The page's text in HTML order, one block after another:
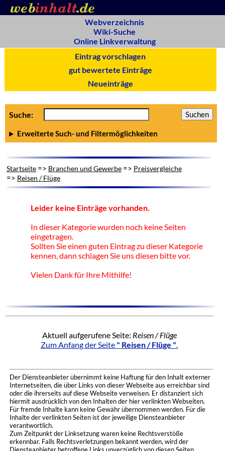
Webverzeichnis
Wiki-Suche
Online Linkverwaltung
Eintrag vorschlagen
gut bewertete Einträge
Neueinträge
Suche:
Erweiterte Such- und Filtermöglichkeiten
Startseite=> Branchen und Gewerbe=> Preisvergleiche
=> Reisen / Flüge
Leider keine Einträge vorhanden.
In dieser Kategorie wurden noch keine Seiten
eingetragen.
Sollten Sie einen guten Eintrag zu dieser Kategorie
kennen, dann schlagen Sie uns diesen bitte vor.
Vielen Dank für Ihre Mithilfe!
Aktuell aufgerufene Seite: Reisen / Flüge
Zum Anfang der Seite " Reisen / Flüge ".
Der Diensteanbieter übernimmt keine Haftung für den Inhalt externer
Internetseiten, die über Links von dieser Webseite aus erreichbar sind
oder die ihrerseits auf diese Webseite verweisen. Er distanziert sich
hiermit ausdrücklich von den Inhalten der hier verlinkten Webseiten.
Für fremde Inhalte kann keine Gewähr übernommen werden. Für die
Inhalte der verlinkten Seiten ist der jeweilige Diensteanbieter
verantwortlich.
Zum Zeitpunkt der Linksetzung waren keine Rechtsverstöße
erkennbar. Falls Rechtsverletzungen bekannt werden, wird der